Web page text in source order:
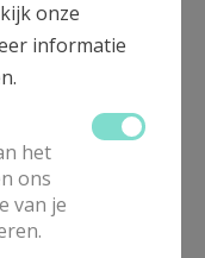
onze
informatie
het
ons
van je